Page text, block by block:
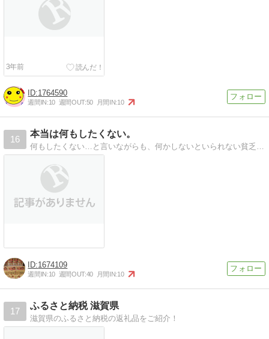
3年前
1764590
週間IN:10 週間OUT:50 月間IN:10
16
本当は何もしたくない。
何もしたくない…と言いながらも、何かしないといられない貧乏性の日記。美術館めぐり、旅行など。美味しいものが大好きなＯＬが、ふるさと納税でも、あれこれ、綴ります。
1674109
週間IN:10 週間OUT:40 月間IN:10
17
ふるさと納税 滋賀県
滋賀県のふるさと納税の返礼品をご紹介！